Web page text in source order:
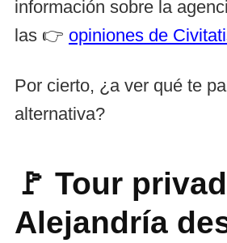
información sobre la
las 👉 opiniones de
Por cierto, ¿a ver qué te
alternativa?
🚩 Tour
Alejandría